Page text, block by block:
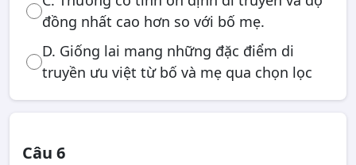
đồng nhất cao hơn so với bố mẹ.
D. Giống lai mang những đặc điểm di
truyền ưu việt từ bố và mẹ qua chọn lọc
Câu 6